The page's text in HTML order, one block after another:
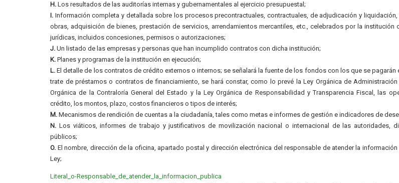
H. Los resultados de las auditorías internas y gubernamentales al ejercicio presupuestal;
I. Información completa y detallada sobre los procesos precontractuales, contractuales, de adjudicación y
obras, adquisición de bienes, prestación de servicios, arrendamientos mercantiles, etc., celebrados por la institución
jurídicas, incluidos concesiones, permisos o autorizaciones;
J. Un listado de las empresas y personas que han incumplido contratos con dicha institución;
K. Planes y programas de la institución en ejecución;
L. El detalle de los contratos de crédito externos o internos; se señalará la fuente de los fondos con los que se pagarán
trate de préstamos o contratos de financiamiento, se hará constar, como lo prevé la Ley Orgánica de Administración
Orgánica de la Contraloría General del Estado y la Ley Orgánica de Responsabilidad y Transparencia Fiscal, las
crédito, los montos, plazo, costos financieros o tipos de interés;
M. Mecanismos de rendición de cuentas a la ciudadanía, tales como metas e informes de gestión e indicadores de
N. Los viáticos, informes de trabajo y justificativos de movilización nacional o internacional de las autoridades,
públicos;
O. El nombre, dirección de la oficina, apartado postal y dirección electrónica del responsable de atender la
Ley;
Literal_o-Responsable_de_atender_la_informacion_publica